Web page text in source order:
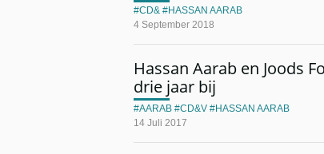
4 September 2018
CD& HASSAN AARAB
Hassan Aarab en Joods
drie jaar bij
14 Juli 2017
AARAB CD&V HASSAN AARAB